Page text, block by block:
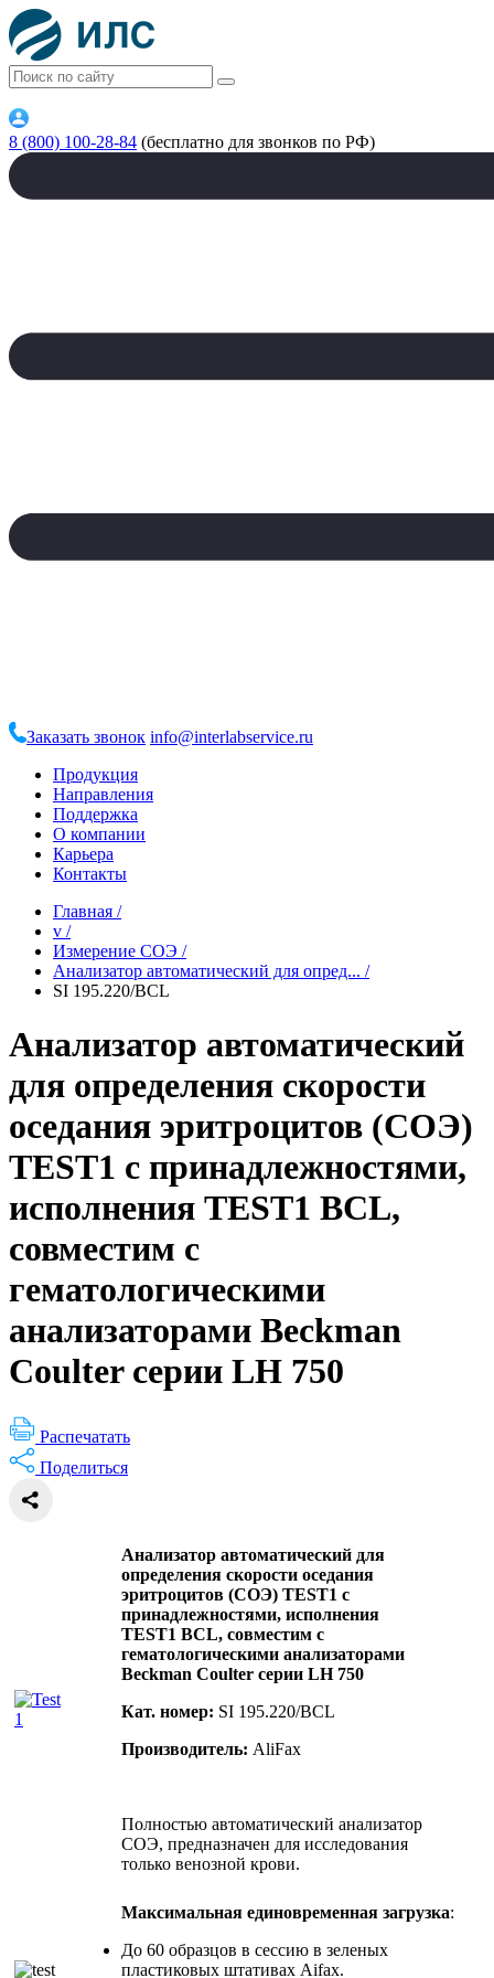
8 (800) 100-28-84 (бесплатно для звонков по РФ)
Заказать звонок info@interlabservice.ru
Продукция
Направления
Поддержка
О компании
Карьера
Контакты
Главная /
v /
Измерение СОЭ /
Анализатор автоматический для опред... /
SI 195.220/BCL
Анализатор автоматический
для определения скорости
оседания эритроцитов (СОЭ)
TEST1 с принадлежностями,
исполнения TEST1 ВСL,
совместим с
гематологическими
анализаторами Beckman
Coulter серии LH 750
Распечатать
Поделиться
Анализатор автоматический для
определения скорости оседания
эритроцитов (СОЭ) TEST1 с
принадлежностями, исполнения
TEST1 ВСL, совместим с
гематологическими анализаторами
Beckman Coulter серии LH 750
Кат. номер: SI 195.220/BCL
Производитель: AliFax
Полностью автоматический анализатор
СОЭ, предназначен для исследования
только венозной крови.
Максимальная единовременная загрузка:
До 60 образцов в сессию в зеленых
пластиковых штативах Aifax.